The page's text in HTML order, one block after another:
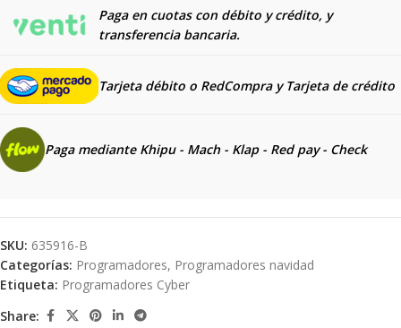
Paga en cuotas con débito y crédito, y
transferencia bancaria.
Tarjeta débito o RedCompra y Tarjeta de crédito
Paga mediante Khipu - Mach - Klap - Red pay - Check
SKU: 635916-B
Categorías: Programadores, Programadores navidad
Etiqueta: Programadores Cyber
Share: